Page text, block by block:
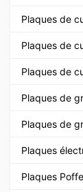
Plaques de
Plaques de
Plaques de
Plaques de
Plaques de
Plaques
Plaques